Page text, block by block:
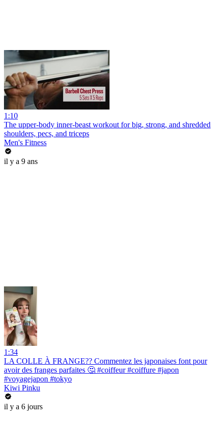
1:10
The upper-body inner-beast workout for big, strong, and shredded
shoulders, pecs, and triceps
Men's Fitness
il y a 9 ans
1:34
LA COLLE À FRANGE?? Commentez les japonaises font pour
avoir des franges parfaites 🤔 #coiffeur #coiffure #japon
#voyagejapon #tokyo
Kiwi Pinku
il y a 6 jours